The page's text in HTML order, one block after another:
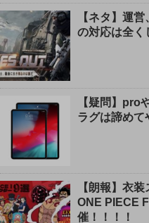
【ネタ】運
の対応は全く
【疑問】pro
ラグは諦めて
【朗報】衣
ONE PIECE
催！！！！